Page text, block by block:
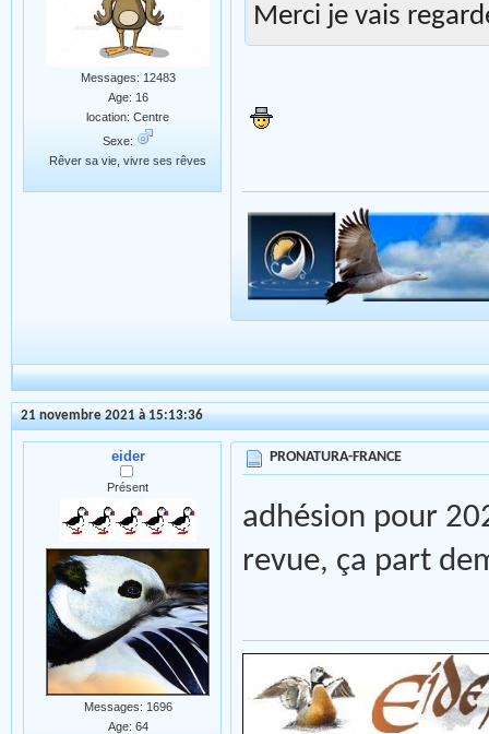
Messages: 12483
Age: 16
location: Centre
Sexe:
Rêver sa vie, vivre ses rêves
Merci je vais
21 novembre 2021 à 15:13:36
eider
Présent
Messages: 1696
Age: 64
PRONATURA-FRANCE
adhésion pour
revue, ça part